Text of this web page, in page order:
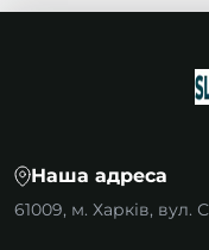
Наша адреса
61009, м. Харків, вул.